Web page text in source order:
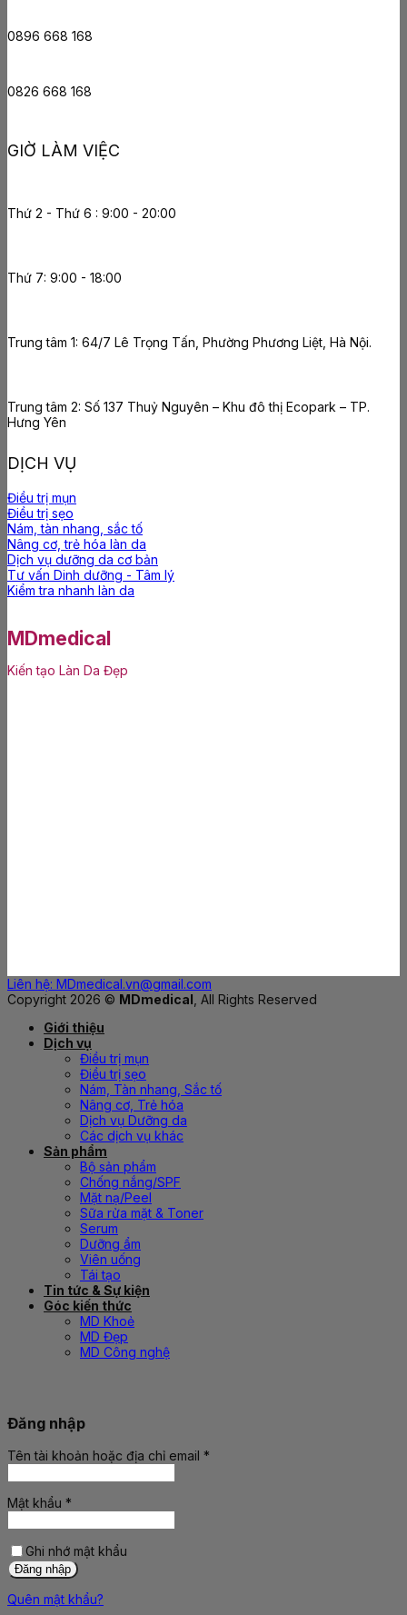
0896 668 168
0826 668 168
GIỜ LÀM VIỆC
Thứ 2 - Thứ 6 : 9:00 - 20:00
Thứ 7: 9:00 - 18:00
Trung tâm 1: 64/7 Lê Trọng Tấn, Phường Phương Liệt, Hà Nội.
Trung tâm 2: Số 137 Thuỷ Nguyên – Khu đô thị Ecopark – TP.
Hưng Yên
DỊCH VỤ
Điều trị mụn
Điều trị sẹo
Nám, tàn nhang, sắc tố
Nâng cơ, trẻ hóa làn da
Dịch vụ dưỡng da cơ bản
Tư vấn Dinh dưỡng - Tâm lý
Kiểm tra nhanh làn da
MDmedical
Kiến tạo Làn Da Đẹp
Liên hệ: MDmedical.vn@gmail.com
Copyright 2026 © MDmedical , All Rights Reserved
Giới thiệu
Dịch vụ
Điều trị mụn
Điều trị sẹo
Nám, Tàn nhang, Sắc tố
Nâng cơ, Trẻ hóa
Dịch vụ Dưỡng da
Các dịch vụ khác
Sản phẩm
Bộ sản phẩm
Chống nắng/SPF
Mặt nạ/Peel
Sữa rửa mặt & Toner
Serum
Dưỡng ẩm
Viên uống
Tái tạo
Tin tức & Sự kiện
Góc kiến thức
MD Khoẻ
MD Đẹp
MD Công nghệ
Đăng nhập
Tên tài khoản hoặc địa chỉ email *
Bắt
Mật khẩu *
Bắt
Ghi nhớ mật khẩu
Đăng nhập
Quên mật khẩu?